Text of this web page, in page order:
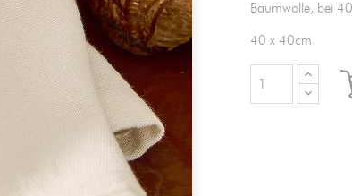
Baumwolle, bei
40 x 40cm